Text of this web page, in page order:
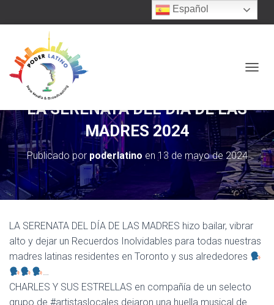
B
I
A
R
M
O
D
O
N
A
V
E
LA SERENATA DEL DÍA DE LAS
MADRES 2024
Publicado por poderlatino en 13 de mayo de 2024
LA SERENATA DEL DÍA DE LAS MADRES hizo bailar, vibrar
alto y dejar un Recuerdos Inolvidables para todas nuestras
madres latinas residentes en Toronto y sus alrededores
…
CHARLES Y SUS ESTRELLAS en compañía de un selecto
grupo de #artistaslocales dejaron una huella musical de
Español